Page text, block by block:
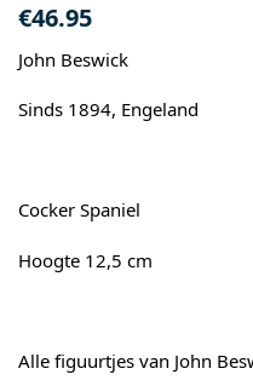
€46.95
John Beswick
Sinds 1894, Engeland
Cocker Spaniel
Hoogte 12,5 cm
Alle figuurtjes van John